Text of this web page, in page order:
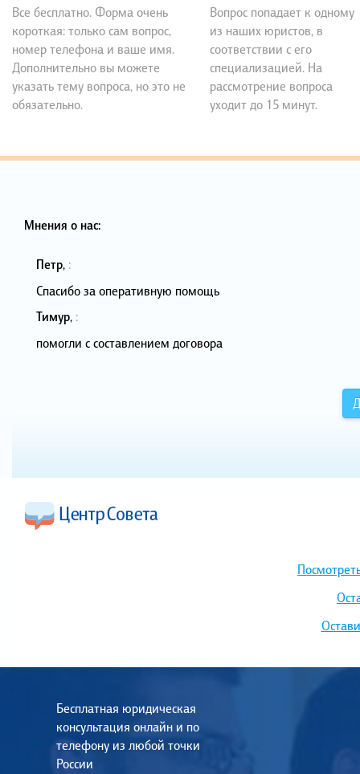
Все бесплатно. Форма очень
короткая: только сам вопрос,
номер телефона и ваше имя.
Дополнительно вы можете
указать тему вопроса, но это не
обязательно.
Вопрос попадает к одному
из наших юристов, в
соответствии с его
специализацией. На
рассмотрение вопроса
уходит до 15 минут.
Мнения о нас:
Петр, :
Спасибо за оперативную помощь
Тимур, :
помогли с составлением договора
Бесплатная юридическая
консультация онлайн и по
телефону из любой точки
России